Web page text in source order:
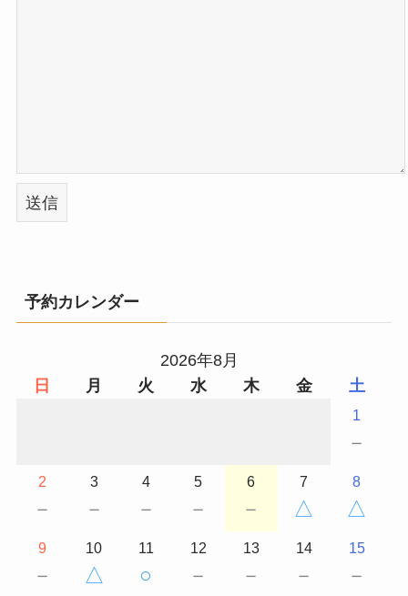
予約カレンダー
2026年8月
日
月 火 水 木 金 土
1
－
2
－
3
－
4
－
5
－
6
－
7
△
8
△
9
－
10
△
11
○
12
－
13
－
14
－
15
－